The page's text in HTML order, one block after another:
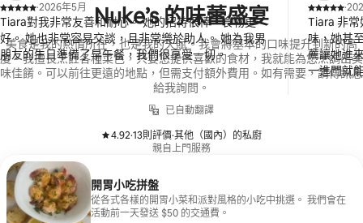
Nuke’s 的味蕾盛宴
美食是我的熱情所在，也是我的天賦。我會將基本的口味提升到新的高
度。我擅長烹飪各種菜色，只要您提供喜歡的食材，我就能為您烹調出美
味佳餚。可以前往更遠的地點，但需支付額外費用。如有需要，請傳訊息
給我詢問。
已自動翻譯
4.92 、
·13則評價
、 ·其他（國內）的私廚
親自上門服務
開胃小吃拼盤
從各式各樣的開胃小菜和派對風格的小吃中挑選。 我們會在
活動前一天發送 $50 的交通費。
、
·2026年5月
Tiara對我非常友善和耐心。 她的招待很棒，食物更
好。 她也非常容易交談，且非常樂於助人。 她為我男
朋友的生日準備了早午餐，我們很享受一切。
、
·
Tiara 非
味，她甚
薦讓她進
一進門就